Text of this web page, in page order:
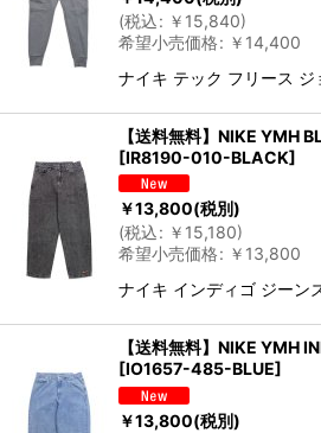
(税込: ￥ 15,840)
希望小売価格: ￥ 14,400
ナイキ テック フリース
【送料無料】NIKE YMH
[IR8190-010-BLACK]
￥13,800(税別)
(税込: ￥ 15,180)
希望小売価格: ￥ 13,800
ナイキ インディゴ ジーン
【送料無料】NIKE YMH
[IO1657-485-BLUE]
￥13,800(税別)